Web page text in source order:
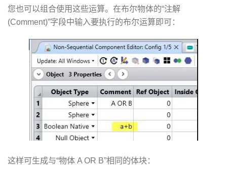
您也可以组合使用这些运算。在布尔物体的“注解
(Comment)”字段中输入要执行的布尔运算即可：
这样可生成与“物体 A OR B”相同的体块：